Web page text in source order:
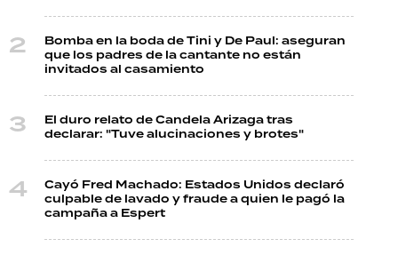
Bomba en la boda de Tini y De Paul: aseguran
que los padres de la cantante no están
invitados al casamiento
El duro relato de Candela Arizaga tras
declarar: "Tuve alucinaciones y brotes"
Cayó Fred Machado: Estados Unidos declaró
culpable de lavado y fraude a quien le pagó la
campaña a Espert